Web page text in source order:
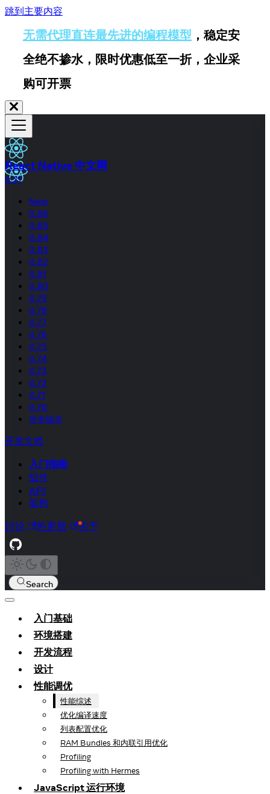
跳到主要内容
无需代理直连最先进的编程模型 ，稳定安
全绝不掺水，限时优惠低至一折，企业采
购可开票
React Native 中文网
0.71
Next
0.86
0.85
0.84
0.83
0.82
0.81
0.80
0.79
0.78
0.77
0.76
0.75
0.74
0.73
0.72
0.71
0.70
所有版本
开发文档
入门指南
组件
API
架构
讨论 热更新 关于
Search
入门基础
环境搭建
开发流程
设计
性能调优
性能综述
优化编译速度
列表配置优化
RAM Bundles 和内联引用优化
Profiling
Profiling with Hermes
JavaScript 运行环境